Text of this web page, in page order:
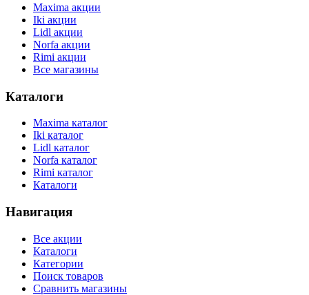
Maxima акции
Iki акции
Lidl акции
Norfa акции
Rimi акции
Все магазины
Каталоги
Maxima каталог
Iki каталог
Lidl каталог
Norfa каталог
Rimi каталог
Каталоги
Навигация
Все акции
Каталоги
Категории
Поиск товаров
Сравнить магазины